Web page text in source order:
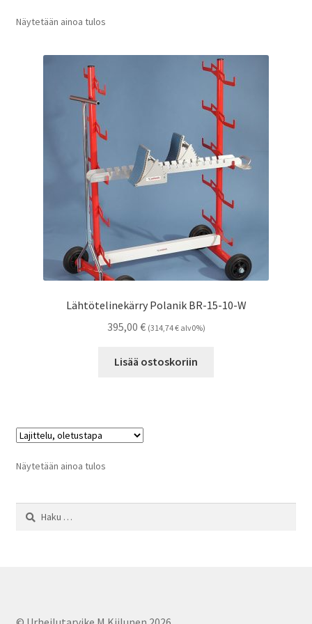
Näytetään ainoa tulos
Lähtötelinekärry Polanik BR-15-10-W
395,00 € (314,74€alv0%)
Lisää ostoskoriin
Näytetään ainoa tulos
Haku: